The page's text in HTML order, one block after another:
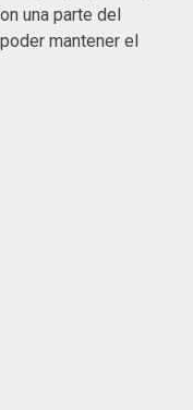
una parte del
mantener el